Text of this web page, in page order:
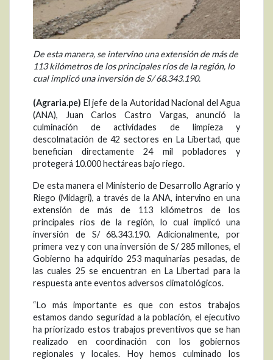
De esta manera, se intervino una extensión de más de
113 kilómetros de los principales ríos de la región, lo
cual implicó una inversión de S/ 68.343.190.
(Agraria.pe) El jefe de la Autoridad Nacional del Agua
(ANA), Juan Carlos Castro Vargas, anunció la
culminación de actividades de limpieza y
descolmatación de 42 sectores en La Libertad, que
benefician directamente 24 mil pobladores y
protegerá 10.000 hectáreas bajo riego.
De esta manera el Ministerio de Desarrollo Agrario y
Riego (Midagri), a través de la ANA, intervino en una
extensión de más de 113 kilómetros de los
principales ríos de la región, lo cual implicó una
inversión de S/ 68.343.190. Adicionalmente, por
primera vez y con una inversión de S/ 285 millones, el
Gobierno ha adquirido 253 maquinarias pesadas, de
las cuales 25 se encuentran en La Libertad para la
respuesta ante eventos adversos climatológicos.
“Lo más importante es que con estos trabajos
estamos dando seguridad a la población, el ejecutivo
ha priorizado estos trabajos preventivos que se han
realizado en coordinación con los gobiernos
regionales y locales. Hoy hemos culminado los